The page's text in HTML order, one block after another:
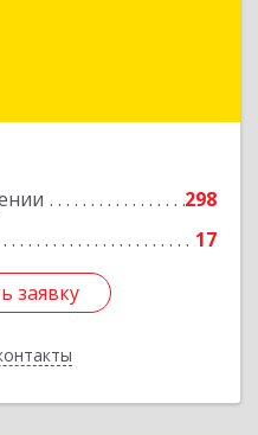
298
17
заявку
Орехово-Зуево г,
заявку